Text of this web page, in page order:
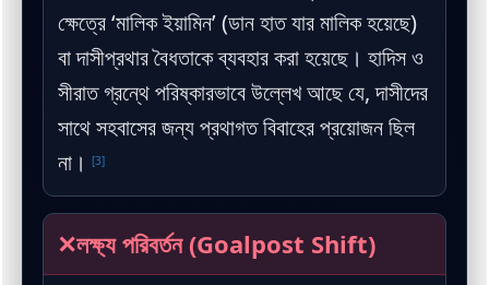
ক্ষেত্রে ‘মালিক ইয়ামিন’ (ডান হাত যার মালিক হয়েছে)
বা দাসীপ্রথার বৈধতাকে ব্যবহার করা হয়েছে। হাদিস ও
সীরাত গ্রন্থে পরিষ্কারভাবে উল্লেখ আছে যে, দাসীদের
সাথে সহবাসের জন্য প্রথাগত বিবাহের প্রয়োজন ছিল
না।[3]
✕লক্ষ্য পরিবর্তন (Goalpost Shift)